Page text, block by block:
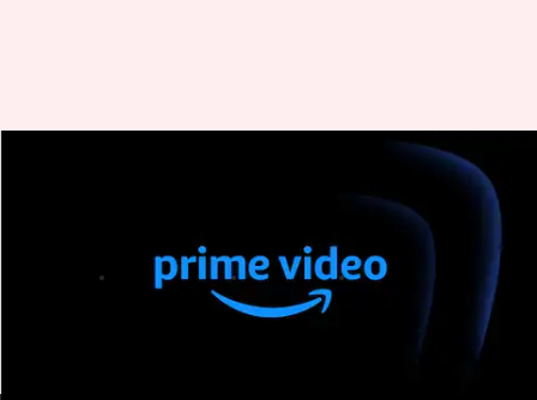
अभिषेक बच्चन की 'बी हैप्पी' से
'सूबेदार' तक, अमेजन प्राइम वीडियो
पर धमाल मचाएंगी ये फिल्में
संपादन नेहा शर्मा Mar 19, 2024 06:05 pm